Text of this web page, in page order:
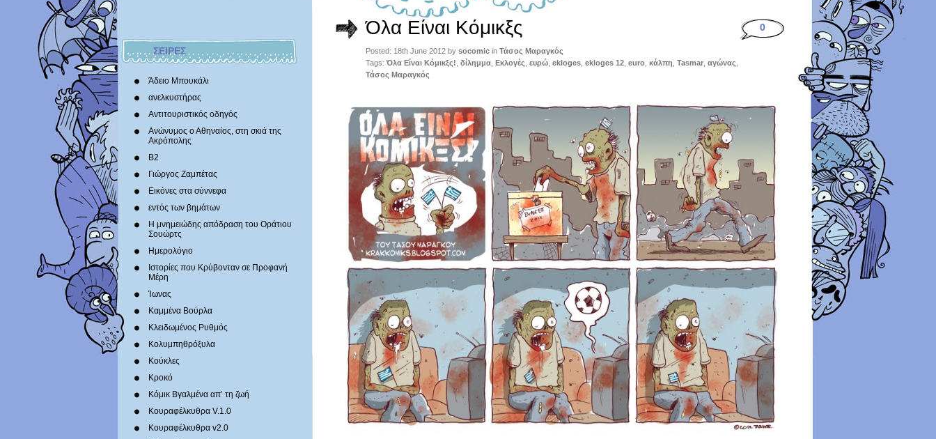
ΣΕΙΡΕΣ
Άδειο Μπουκάλι
ανελκυστήρας
Αντιτουριστικός οδηγός
Ανώνυμος ο Αθηναίος, στη σκιά της
Ακρόπολης
Β2
Γιώργος Ζαμπέτας
Εικόνες στα σύννεφα
εντός των βημάτων
Η μνημειώδης απόδραση του Οράτιου
Σουώρτς
Ημερολόγιο
Ιστορίες που Κρύβονταν σε Προφανή
Μέρη
Ίωνας
Καμμένα Βούρλα
Κλειδωμένος Ρυθμός
Κολυμπηθρόξυλα
Κούκλες
Κροκό
Κόμικ Βγαλμένα απ’ τη ζωή
Κουραφέλκυθρα V.1.0
Κουραφέλκυθρα v2.0
Όλα Είναι Κόμικξς
Posted: 18th June 2012 by socomic in Τάσος Μαραγκός
Tags: Όλα Είναι Κόμικξς! δίλημμα Εκλογές ευρώ ekloges ekloges 12 euro κάλπη Tasmar αγώνας
Τάσος Μαραγκός
0